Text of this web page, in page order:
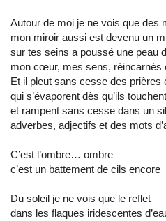
Autour de moi je ne vois que des
mon miroir aussi est devenu un
sur tes seins a poussé une peau
mon cœur, mes sens, réincarnés
Et il pleut sans cesse des prières
qui s’évaporent dès qu’ils
et rampent sans cesse dans un
adverbes, adjectifs et des mots
C’est l’ombre… ombre
c’est un battement de cils encore
Du soleil je ne vois que le reflet
dans les flaques iridescentes